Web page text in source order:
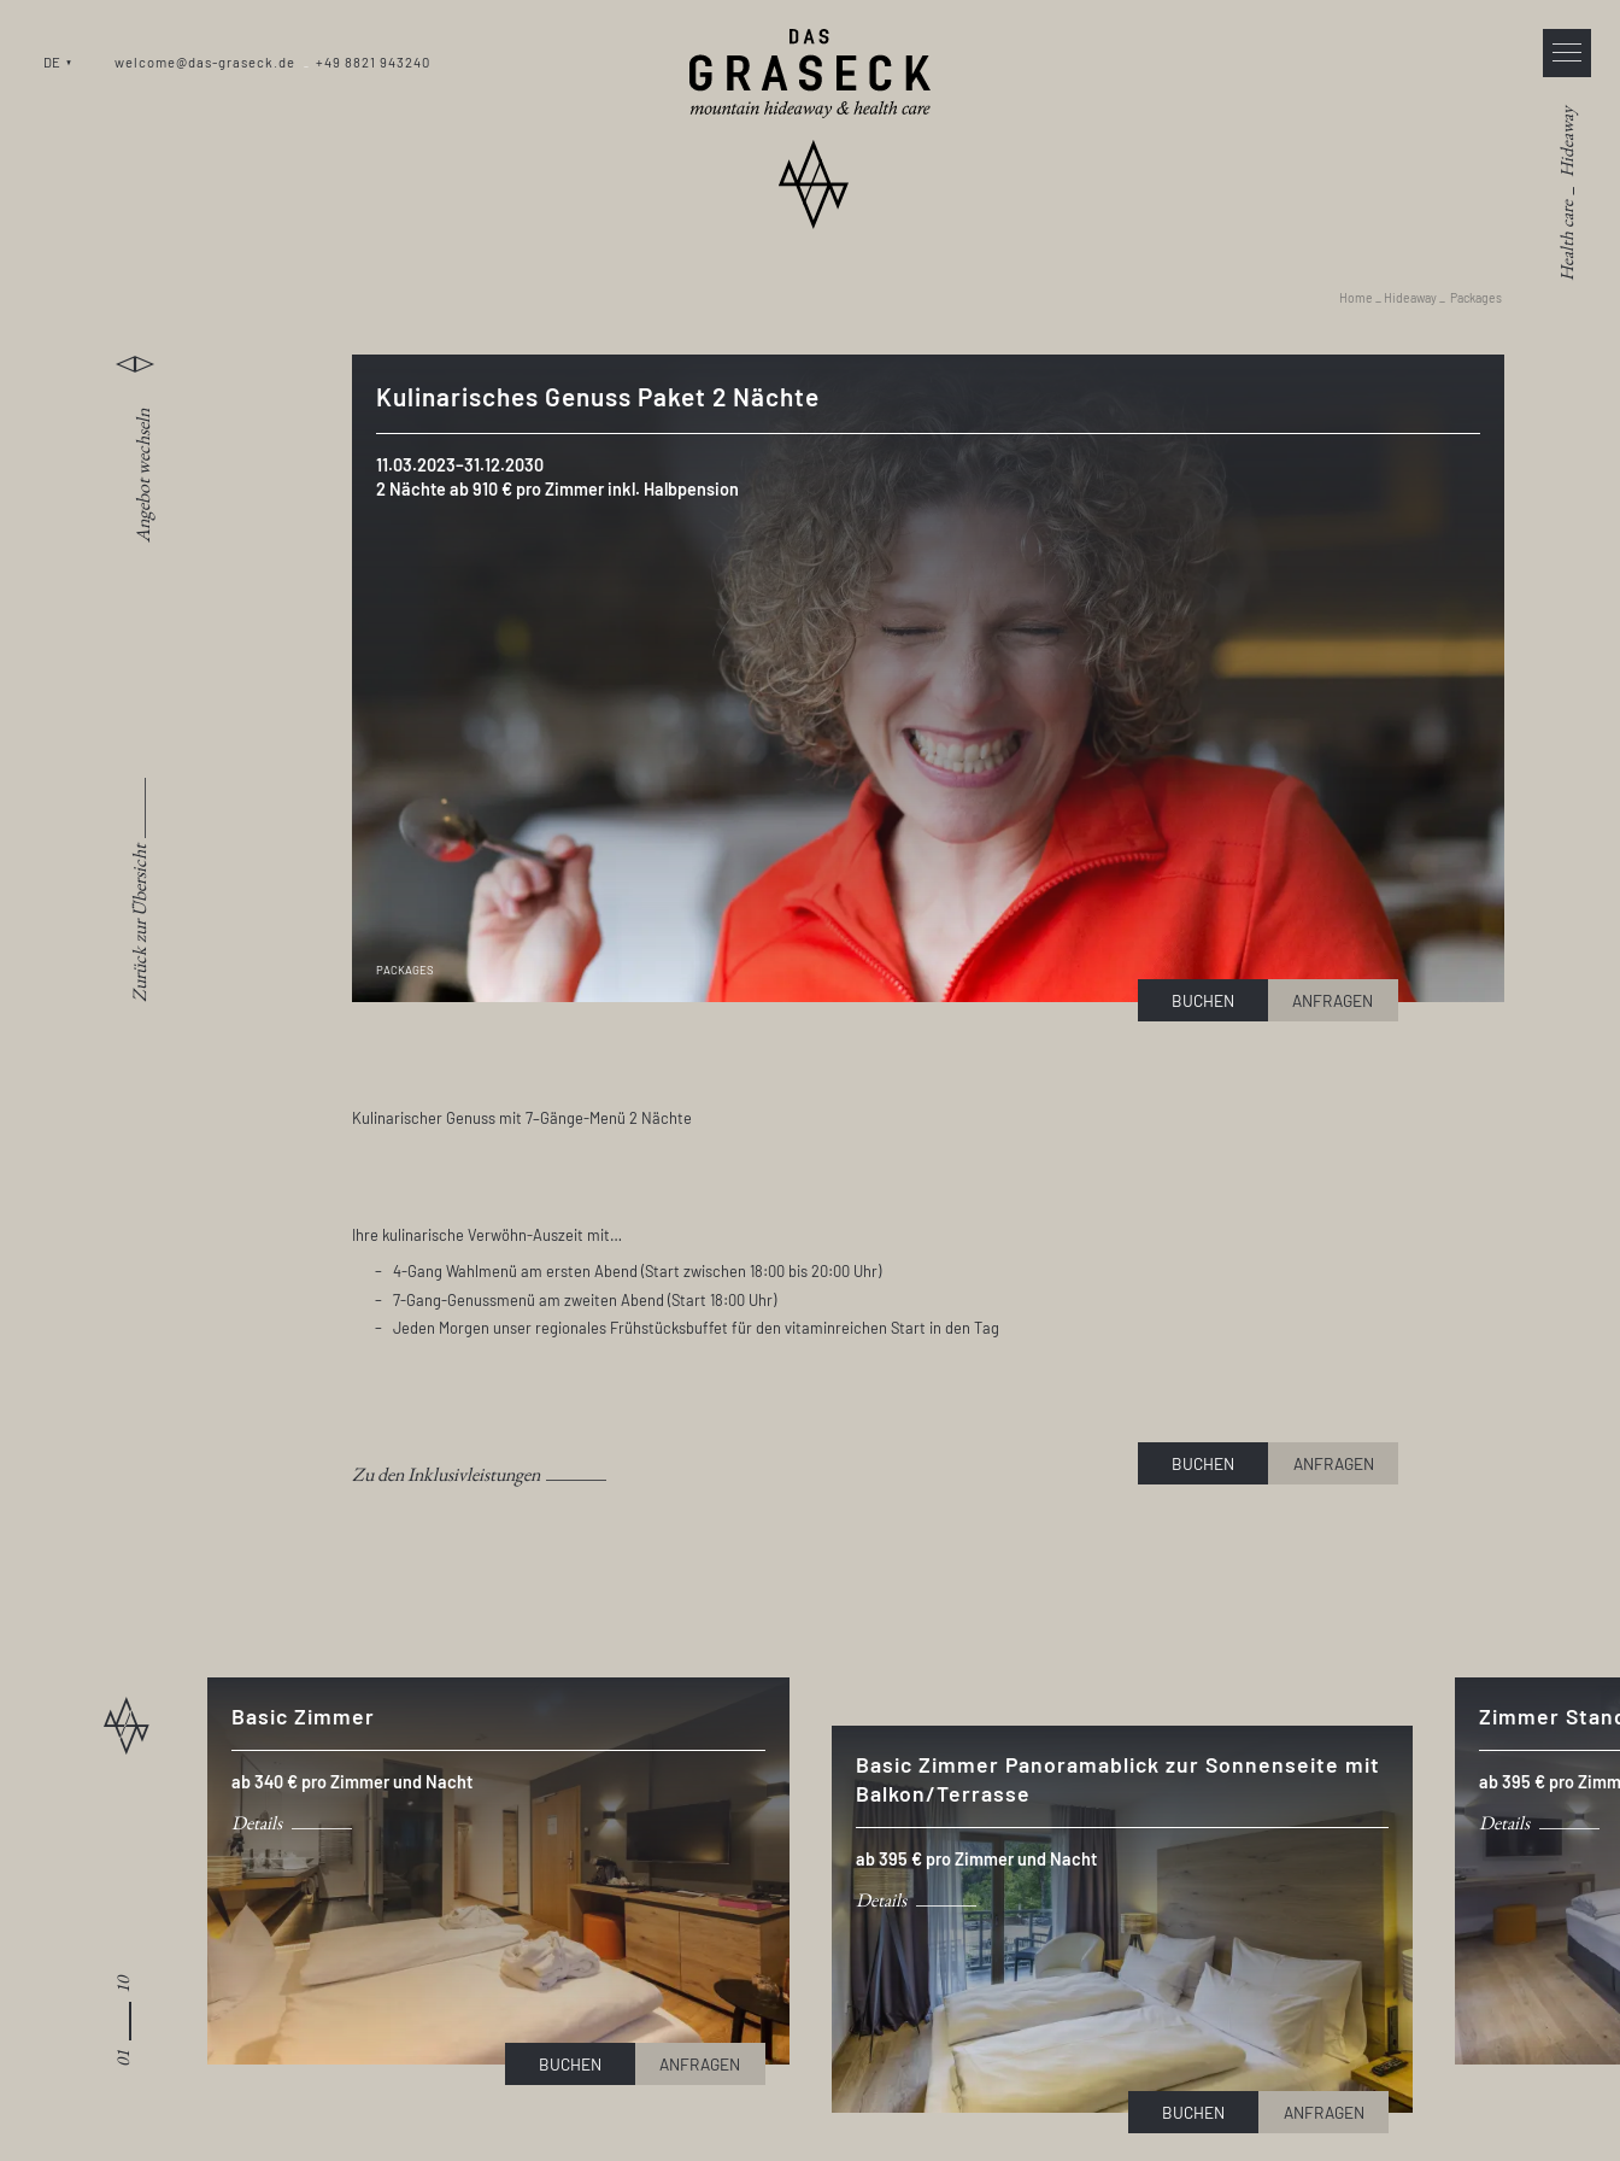
DE welcome@das-graseck.de _ +49 8821 943240
Health care
Hideaway
Home Hideaway Packages
Angebot wechseln
Zurück zur Übersicht
Kulinarisches Genuss Paket 2 Nächte
11.03.2023–31.12.2030
2 Nächte ab 910 € pro Zimmer inkl. Halbpension
PACKAGES
BUCHEN ANFRAGEN
Kulinarischer Genuss mit 7–Gänge-Menü 2 Nächte
Ihre kulinarische Verwöhn-Auszeit mit…
4-Gang Wahlmenü am ersten Abend (Start zwischen 18:00 bis 20:00 Uhr)
7-Gang-Genussmenü am zweiten Abend (Start 18:00 Uhr)
Jeden Morgen unser regionales Frühstücksbuffet für den vitaminreichen Start in den Tag
Zu den Inklusivleistungen BUCHEN ANFRAGEN
Basic Zimmer
ab 340 € pro Zimmer und Nacht
Details
BUCHEN ANFRAGEN
Basic Zimmer Panoramablick zur Sonnenseite mit
Balkon/Terrasse
ab 395 € pro Zimmer und Nacht
Details
BUCHEN ANFRAGEN
Zimmer
ab 395 € pro
Details
01
10